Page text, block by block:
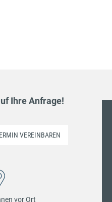
Ihre Anfrage!
VEREINBAREN
vor Ort